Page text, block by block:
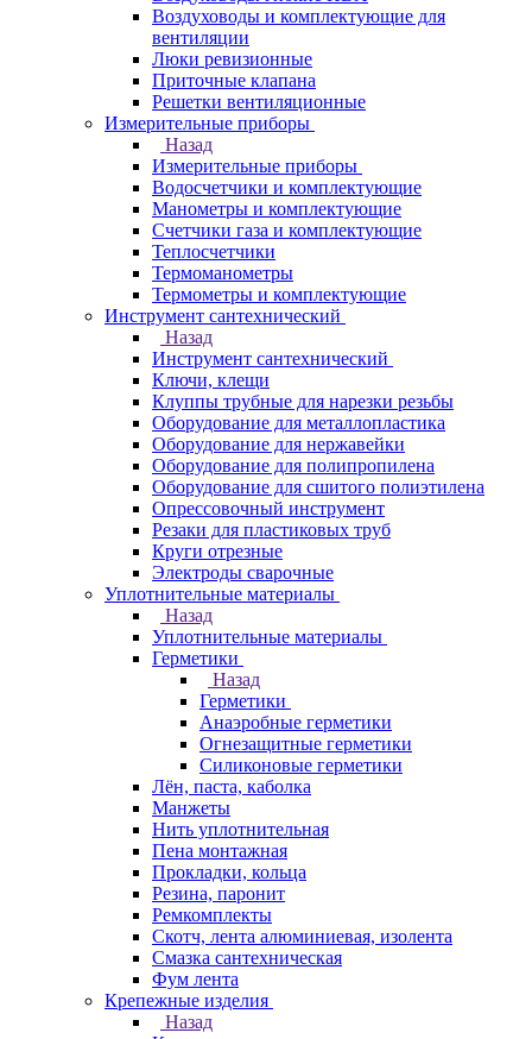
Воздуховоды и комплектующие для
вентиляции
Люки ревизионные
Приточные клапана
Решетки вентиляционные
Измерительные приборы
Назад
Измерительные приборы
Водосчетчики и комплектующие
Манометры и комплектующие
Счетчики газа и комплектующие
Теплосчетчики
Термоманометры
Термометры и комплектующие
Инструмент сантехнический
Назад
Инструмент сантехнический
Ключи, клещи
Клуппы трубные для нарезки резьбы
Оборудование для металлопластика
Оборудование для нержавейки
Оборудование для полипропилена
Оборудование для сшитого полиэтилена
Опрессовочный инструмент
Резаки для пластиковых труб
Круги отрезные
Электроды сварочные
Уплотнительные материалы
Назад
Уплотнительные материалы
Герметики
Назад
Герметики
Анаэробные герметики
Огнезащитные герметики
Силиконовые герметики
Лён, паста, каболка
Манжеты
Нить уплотнительная
Пена монтажная
Прокладки, кольца
Резина, паронит
Ремкомплекты
Скотч, лента алюминиевая, изолента
Смазка сантехническая
Фум лента
Крепежные изделия
Назад